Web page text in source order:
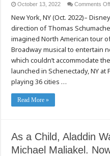
October 13, 2022 Comments Off
New York, NY (Oct. 2022)–
direction of Thomas
imagined North American tour
Broadway musical to entertain
which couldn’t accommodate
launched in Schenectady, NY
playing 36 cities …
Read More »
As a Child, Aladdin
Michael Maliakel.